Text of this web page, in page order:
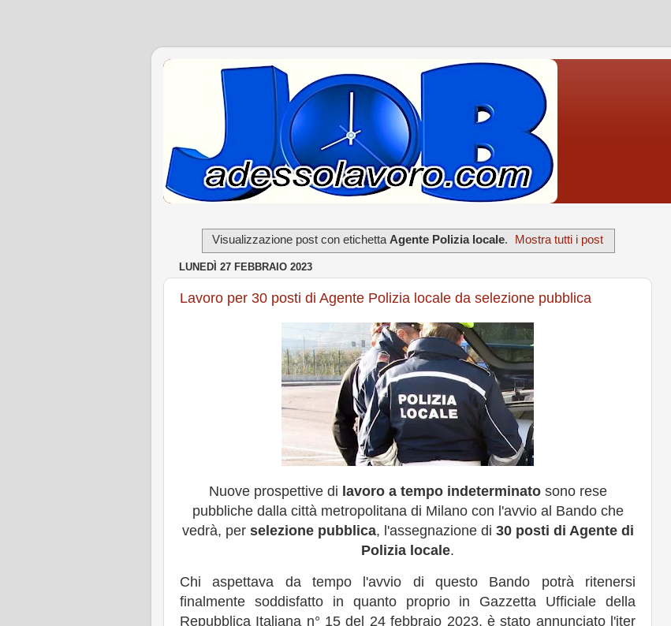
Visualizzazione post con etichettaAgente Polizia locale. Mostra tutti i post
LUNEDÌ 27 FEBBRAIO 2023
Lavoro per 30 posti di Agente Polizia locale da selezione pubblica
Nuove prospettive di lavoro a tempo indeterminatosono rese
pubbliche dalla città metropolitana di Milano con l'avvio al Bando che
vedrà, per selezione pubblica, l'assegnazione di 30 posti di Agente di
Polizia locale.
Chi aspettava da tempo l'avvio di questo Bando potrà ritenersi
finalmente soddisfatto in quanto proprio in Gazzetta Ufficiale della
Repubblica Italiana n° 15 del 24 febbraio 2023, è stato annunciato l'iter